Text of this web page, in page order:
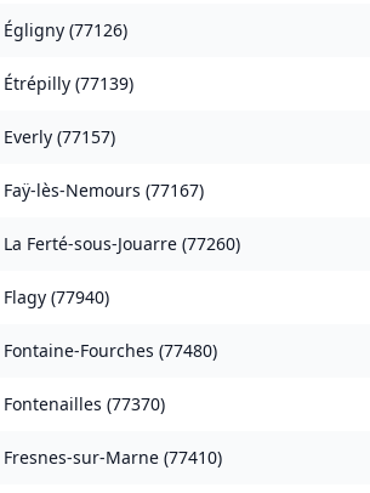
Égligny (77126)
Étrépilly (77139)
Everly (77157)
Faÿ-lès-Nemours (77167)
La Ferté-sous-Jouarre (77260)
Flagy (77940)
Fontaine-Fourches (77480)
Fontenailles (77370)
Fresnes-sur-Marne (77410)